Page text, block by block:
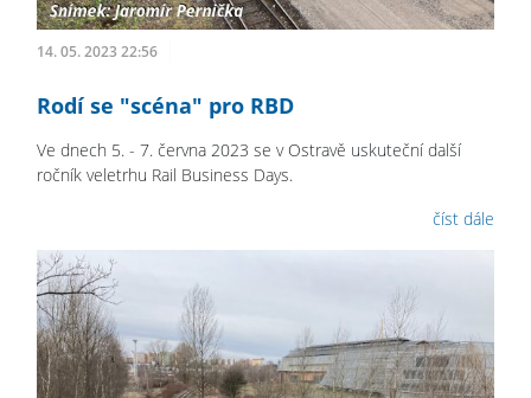
14. 05. 2023 22:56
Rodí se "scéna" pro RBD
Ve dnech 5. - 7. června 2023 se v Ostravě uskuteční další
ročník veletrhu Rail Business Days.
číst dále